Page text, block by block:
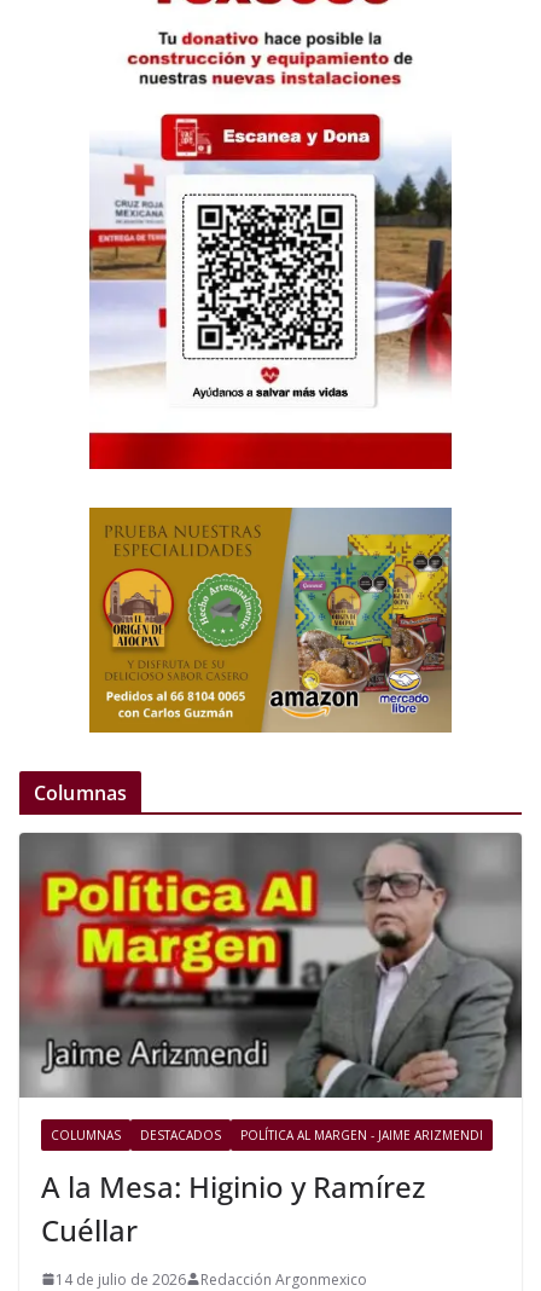
Columnas
COLUMNAS DESTACADOS POLÍTICA AL MARGEN - JAIME ARIZMENDI
A la Mesa: Higinio y Ramírez
Cuéllar
14 de julio de 2026 Redacción Argonmexico